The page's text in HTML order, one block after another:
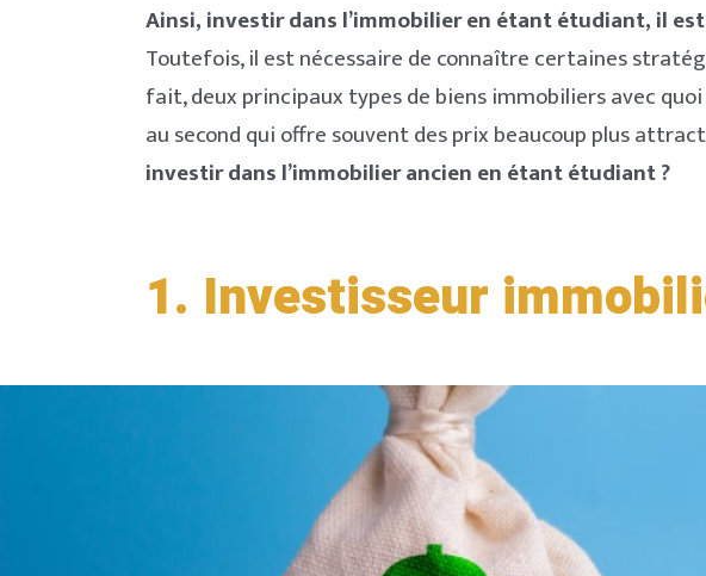
Ainsi, investir dans l’immobilier en étant étudiant, il
Toutefois, il est nécessaire de connaître certaines
fait, deux principaux types de biens immobiliers avec
au second qui offre souvent des prix beaucoup plus
investir dans l’immobilier ancien en étant étudiant ?
1. Investisseur